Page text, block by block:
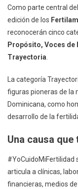
Como parte central
edición de los
reconocerán cinco
Propósito, Voces de
Trayectoria.
La categoría
figuras pioneras de la
Dominicana, como
desarrollo de la
Una causa
#YoCuidoMiFertilidad
articula a clínicas,
financieras, medios